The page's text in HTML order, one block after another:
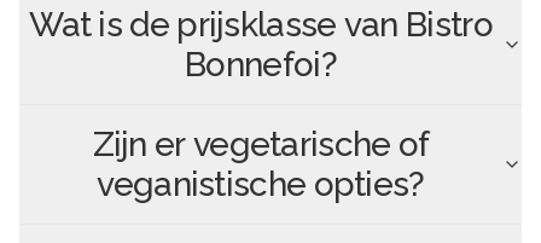
Wat is de prijsklasse van Bistro
Bonnefoi?
Zijn er vegetarische of
veganistische opties?